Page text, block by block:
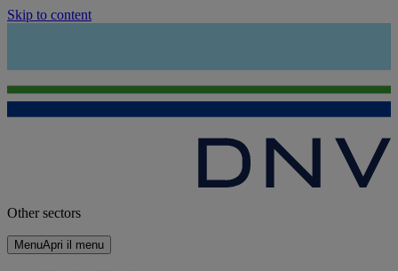
Skip to content
Other sectors
MenuApri il menu